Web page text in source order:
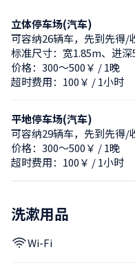
立体停车场(汽车)
可容纳26辆车，先到先得/
标准尺寸：宽1.85m、进
价格：300〜500￥ / 1晚
超时费用：100￥ / 1小时
平地停车场(汽车)
可容纳29辆车，先到先得/
价格：300〜500￥ / 1晚
超时费用：100￥ / 1小时
洗漱用品
Wi-Fi